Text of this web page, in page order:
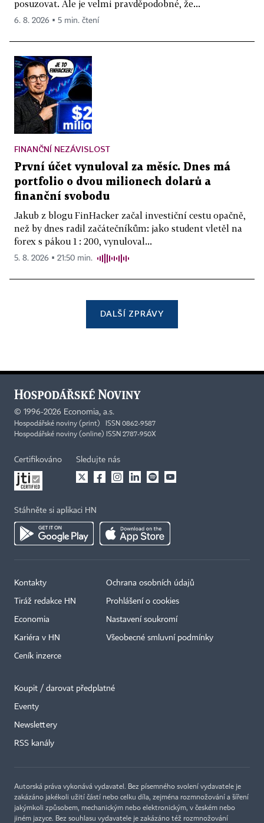
posuzovat. Ale je velmi pravděpodobné, že...
6. 8. 2026 ▪ 5 min. čtení
FINANČNÍ NEZÁVISLOST
První účet vynuloval za měsíc. Dnes má
portfolio o dvou milionech dolarů a
finanční svobodu
Jakub z blogu FinHacker začal investiční cestu opačně,
než by dnes radil začátečníkům: jako student vletěl na
forex s pákou 1 : 200, vynuloval...
5. 8. 2026 ▪ 21:50 min.
DALŠÍ ZPRÁVY
© 1996-2026 Economia, a.s.
Hospodářské noviny (print) ISSN 0862-9587
Hospodářské noviny (online) ISSN 2787-950X
Certifikováno Sledujte nás
Stáhněte si aplikaci HN
Kontakty
Tiráž redakce HN
Economia
Kariéra v HN
Ceník inzerce
Ochrana osobních údajů
Prohlášení o cookies
Nastavení soukromí
Všeobecné smluvní podmínky
Koupit / darovat předplatné
Eventy
Newslettery
RSS kanály
Autorská práva vykonává vydavatel. Bez písemného svolení vydavatele je
zakázáno jakékoli užití částí nebo celku díla, zejména rozmnožování a šíření
jakýmkoli způsobem, mechanickým nebo elektronickým, v českém nebo
jiném jazyce. Bez souhlasu vydavatele je zakázáno též rozmnožování